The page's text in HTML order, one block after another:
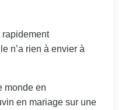
rapidement
n’a rien à envier à
monde en
en mariage sur une